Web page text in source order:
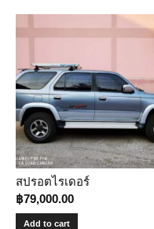
สปรอตไรเดอร์
฿79,000.00
Add to cart